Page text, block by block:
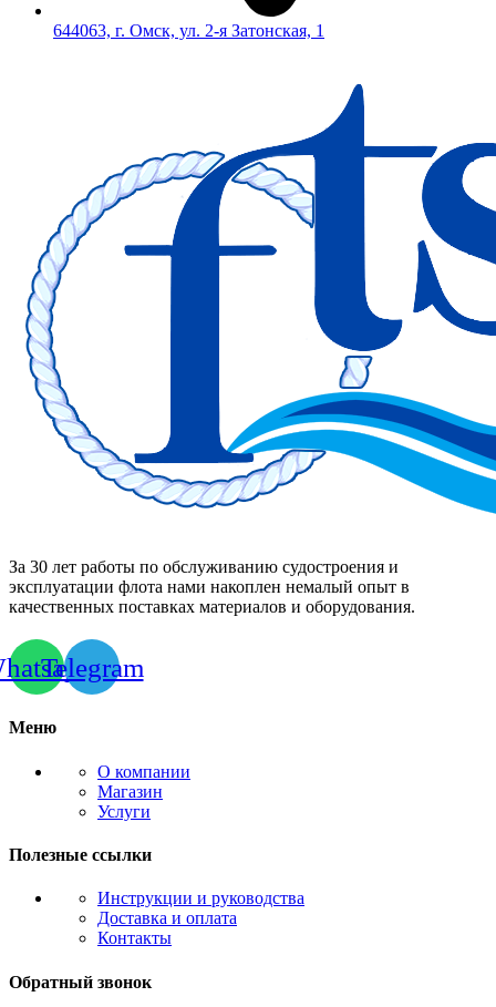
644063, г. Омск, ул. 2-я Затонская, 1
За 30 лет работы по обслуживанию судостроения и
эксплуатации флота нами накоплен немалый опыт в
качественных поставках материалов и оборудования.
Telegram
Меню
О компании
Магазин
Услуги
Полезные ссылки
Инструкции и руководства
Доставка и оплата
Контакты
Обратный звонок